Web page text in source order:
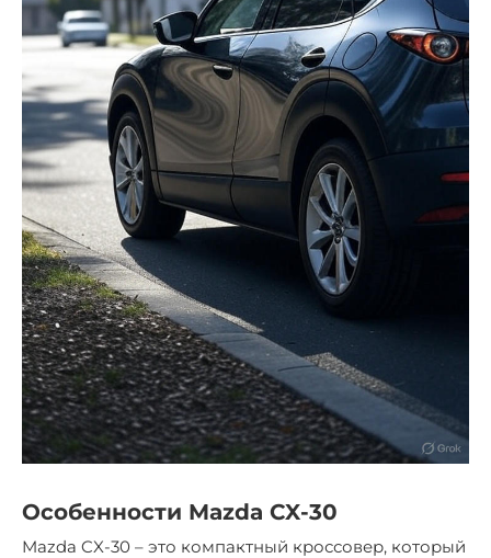
Особенности Mazda CX-30
Mazda CX-30 – это компактный кроссовер, который